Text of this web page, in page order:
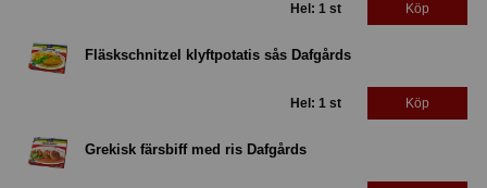
Hel: 1 st Köp
Fläskschnitzel klyftpotatis sås Dafgårds
Hel: 1 st Köp
Grekisk färsbiff med ris Dafgårds